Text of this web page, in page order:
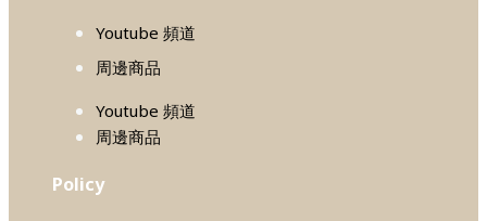
Youtube 頻道
周邊商品
Youtube 頻道
周邊商品
Policy